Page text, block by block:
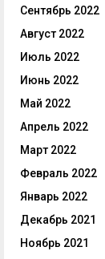
Сентябрь 2022
Август 2022
Июль 2022
Июнь 2022
Май 2022
Апрель 2022
Март 2022
Февраль 2022
Январь 2022
Декабрь 2021
Ноябрь 2021